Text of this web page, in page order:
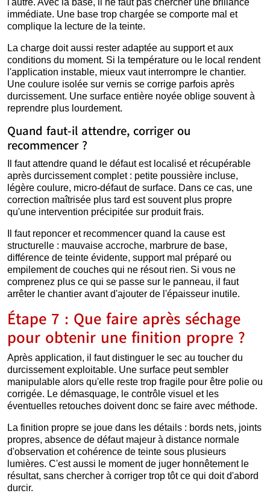
l'autre. Avec la base, il ne faut pas chercher une brillance
immédiate. Une base trop chargée se comporte mal et
complique la lecture de la teinte.
La charge doit aussi rester adaptée au support et aux
conditions du moment. Si la température ou le local rendent
l'application instable, mieux vaut interrompre le chantier.
Une coulure isolée sur vernis se corrige parfois après
durcissement. Une surface entière noyée oblige souvent à
reprendre plus lourdement.
Quand faut-il attendre, corriger ou
recommencer ?
Il faut attendre quand le défaut est localisé et récupérable
après durcissement complet : petite poussière incluse,
légère coulure, micro-défaut de surface. Dans ce cas, une
correction maîtrisée plus tard est souvent plus propre
qu'une intervention précipitée sur produit frais.
Il faut reponcer et recommencer quand la cause est
structurelle : mauvaise accroche, marbrure de base,
différence de teinte évidente, support mal préparé ou
empilement de couches qui ne résout rien. Si vous ne
comprenez plus ce qui se passe sur le panneau, il faut
arrêter le chantier avant d'ajouter de l'épaisseur inutile.
Étape 7 : Que faire après séchage
pour obtenir une finition propre ?
Après application, il faut distinguer le sec au toucher du
durcissement exploitable. Une surface peut sembler
manipulable alors qu'elle reste trop fragile pour être polie ou
corrigée. Le démasquage, le contrôle visuel et les
éventuelles retouches doivent donc se faire avec méthode.
La finition propre se joue dans les détails : bords nets, joints
propres, absence de défaut majeur à distance normale
d'observation et cohérence de teinte sous plusieurs
lumières. C'est aussi le moment de juger honnêtement le
résultat, sans chercher à corriger trop tôt ce qui doit d'abord
durcir.